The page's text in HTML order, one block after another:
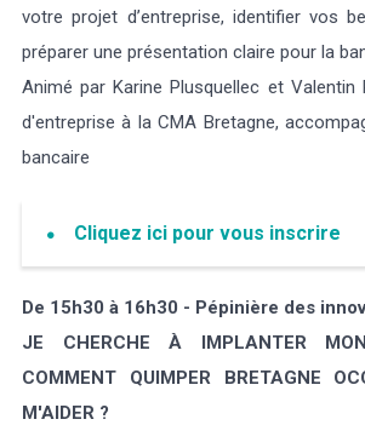
votre projet d’entreprise, identifier vos
préparer une présentation claire pour la
Animé par Karine Plusquellec et Valentin
d'entreprise à la CMA Bretagne,
bancaire
Cliquez ici pour vous inscrire
De 15h30 à 16h30 - Pépinière des
JE CHERCHE À IMPLANTER
COMMENT QUIMPER BRETAGNE
M'AIDER ?